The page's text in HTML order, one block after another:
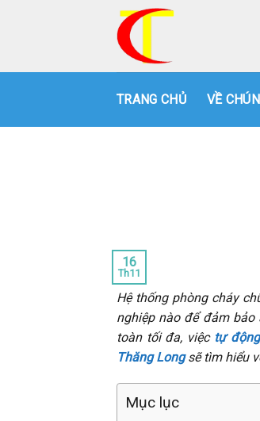
TRANG CHỦ VỀ
16
Th11
Hệ thống phòng cháy
nghiệp nào để đảm
toàn tối đa, việctự động
Thăng Longsẽ tìm hiểu
Mục lục